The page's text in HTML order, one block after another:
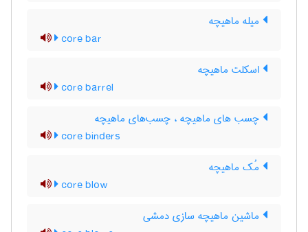
میله ماهیچه
core bar
اسکلت ماهیچه
core barrel
چسب های ماهیچه ، چسب‌های ماهیچه
core binders
مُک ماهیچه
core blow
ماشین ماهیچه سازی دمشی